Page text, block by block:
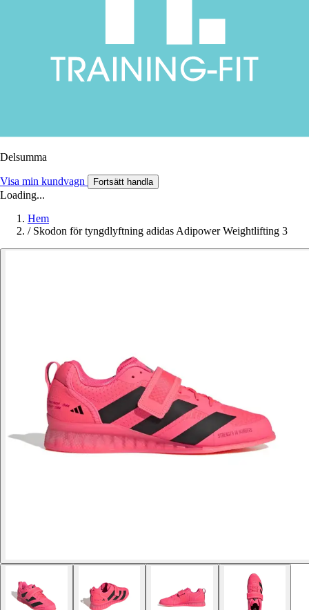
Delsumma
Visa min kundvagn Fortsätt handla
Loading...
Hem
/ Skodon för tyngdlyftning adidas Adipower Weightlifting 3